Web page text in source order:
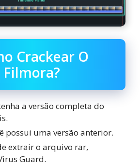
Crackear O
Filmora?
a versão completa do
possui uma versão anterior.
extrair o arquivo rar,
Guard.